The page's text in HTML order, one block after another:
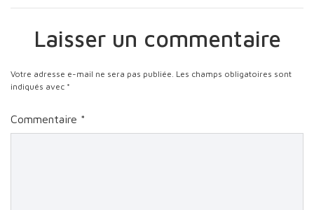
Laisser un commentaire
Votre adresse e-mail ne sera pas publiée. Les champs obligatoires sont
indiqués avec *
Commentaire *